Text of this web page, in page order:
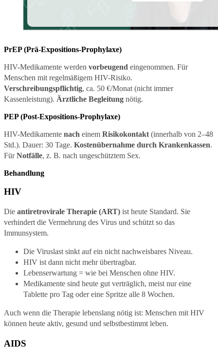
PrEP (Prä-Expositions-Prophylaxe)
HIV-Medikamente werden vorbeugend eingenommen. Für
Menschen mit regelmäßigem HIV-Risiko.
Verschreibungspflichtig, ca. 50 €/Monat (nicht immer
Kassenleistung). Ärztliche Begleitung nötig.
PEP (Post-Expositions-Prophylaxe)
HIV-Medikamente nach einem Risikokontakt (innerhalb von 2–48
Std.). Dauer: 30 Tage. Kostenübernahme durch Krankenkassen.
FürNotfälle, z. B. nach ungeschütztem Sex.
Behandlung
HIV
Die antiretrovirale Therapie (ART) ist heute Standard. Sie
verhindert die Vermehrung des Virus und schützt so das
Immunsystem.
Die Viruslast sinkt auf ein nicht nachweisbares Niveau.
HIV ist dann nicht mehr übertragbar.
Lebenserwartung = wie bei Menschen ohne HIV.
Medikamente sind heute gut verträglich, meist nur eine
Tablette pro Tag oder eine Spritze alle 8 Wochen.
Auch wenn die Therapie lebenslang nötig ist: Menschen mit HIV
können heute aktiv, gesund und selbstbestimmt leben.
AIDS